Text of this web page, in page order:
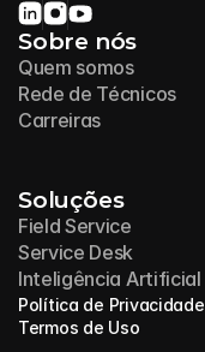
Sobre nós
Quem somos
Rede de Técnicos
Carreiras
Soluções
Field Service
Service Desk
Inteligência Artificial
Política de Privacidade
Termos de Uso